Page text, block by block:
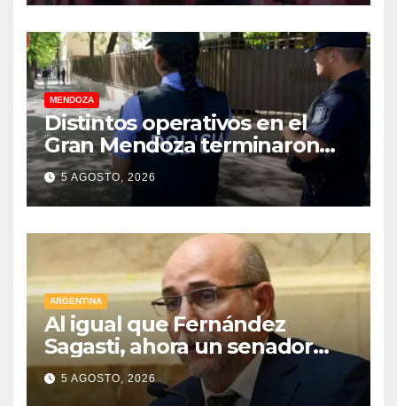
MENDOZA
Distintos operativos en el
Gran Mendoza terminaron
con cuatro delincuentes
detenidos
5 AGOSTO, 2026
ARGENTINA
Al igual que Fernández
Sagasti, ahora un senador
radical pidió votar en forma
remota
5 AGOSTO, 2026